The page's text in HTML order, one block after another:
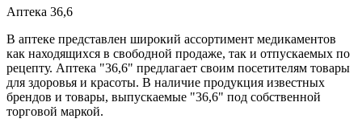
Аптека 36,6
В аптеке представлен широкий ассортимент медикаментов
как находящихся в свободной продаже, так и отпускаемых по
рецепту. Аптека "36,6" предлагает своим посетителям товары
для здоровья и красоты. В наличие продукция известных
брендов и товары, выпускаемые "36,6" под собственной
торговой маркой.